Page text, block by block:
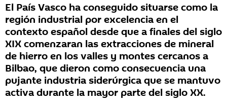
El País Vasco ha conseguido situarse como la
región industrial por excelencia en el
contexto español desde que a finales del siglo
XIX comenzaran las extracciones de mineral
de hierro en los valles y montes cercanos a
Bilbao, que dieron como consecuencia una
pujante industria siderúrgica que se mantuvo
activa durante la mayor parte del siglo XX.